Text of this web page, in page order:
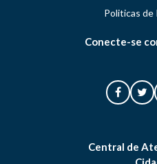
Politicas de
Conecte-se
Central de